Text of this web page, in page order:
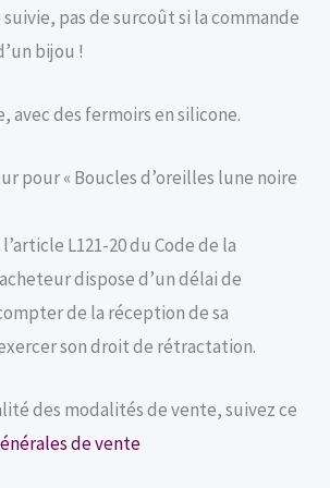
pas de surcoût si la commande
bijou !
avec des fermoirs en silicone.
pour « Boucles d’oreilles lune noire
L121-20 du Code de la
dispose d’un délai de
de la réception de sa
son droit de rétractation.
des modalités de vente, suivez ce
de vente